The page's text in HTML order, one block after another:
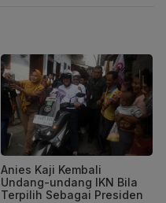
Anies Kaji Kembali
Undang-undang IKN Bila
Terpilih Sebagai Presiden